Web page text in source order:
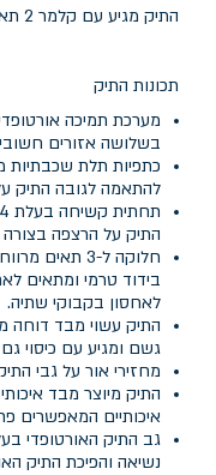
התיק מגיע עם קלמר 2 תאים תואם לעיצוב התיק האורטופדי
תכונות התיק
מערכת תמיכה
בשלושה אזורים
כתפיות תלת שכבתיות
להתאמה לגובה התיק
התיק על הרצפה
חלוקה ל-3
לאחסון בקבוקי שתיה.
התיק עשוי מבד דוחה
גשם ומגיע עם כיסוי
מחזירי אור על גבי
איכותיים המאפשרים
גב התיק האורטופדי
נשיאה והפיכת התיק